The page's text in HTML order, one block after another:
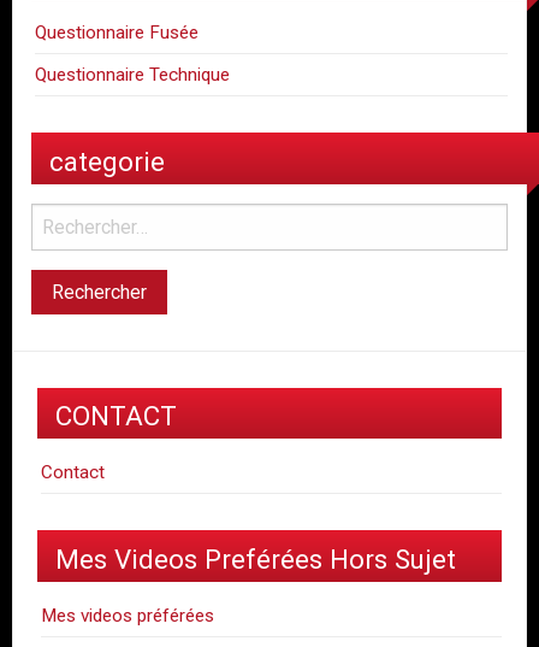
Questionnaire Fusée
Questionnaire Technique
categorie
CONTACT
Contact
Mes Videos Preférées Hors Sujet
Mes videos préférées